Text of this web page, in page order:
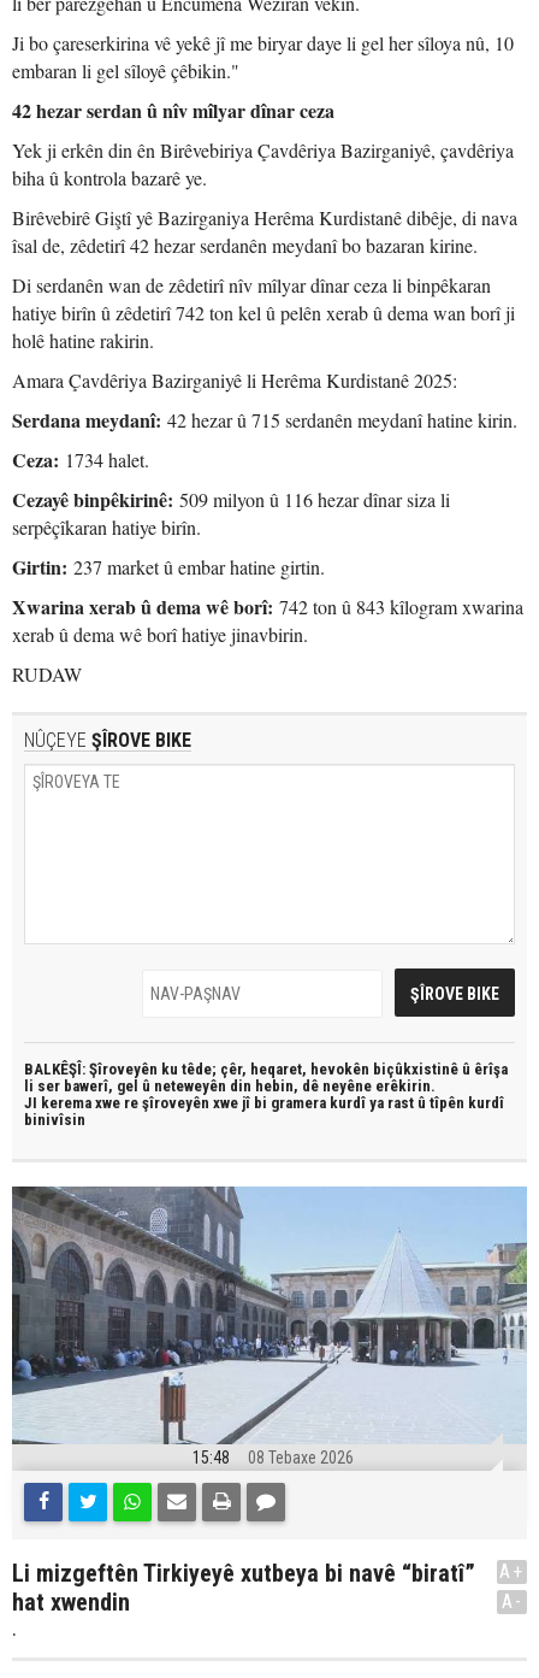
Ji bo çareserkirina vê yekê jî me biryar daye li gel her sîloya nû, 10
embaran li gel sîloyê çêbikin."
42 hezar serdan û nîv mîlyar dînar ceza
Yek ji erkên din ên Birêvebiriya Çavdêriya Bazirganiyê, çavdêriya
biha û kontrola bazarê ye.
Birêvebirê Giştî yê Bazirganiya Herêma Kurdistanê dibêje, di nava
îsal de, zêdetirî 42 hezar serdanên meydanî bo bazaran kirine.
Di serdanên wan de zêdetirî nîv mîlyar dînar ceza li binpêkaran
hatiye birîn û zêdetirî 742 ton kel û pelên xerab û dema wan borî ji
holê hatine rakirin.
Amara Çavdêriya Bazirganiyê li Herêma Kurdistanê 2025:
Serdana meydanî: 42 hezar û 715 serdanên meydanî hatine kirin.
Ceza: 1734 halet.
Cezayê binpêkirinê: 509 milyon û 116 hezar dînar siza li
serpêçîkaran hatiye birîn.
Girtin: 237 market û embar hatine girtin.
Xwarina xerab û dema wê borî: 742 ton û 843 kîlogram xwarina
xerab û dema wê borî hatiye jinavbirin.
RUDAW
NÛÇEYE ŞÎROVE BIKE
BALKÊŞÎ: Şîroveyên ku têde; çêr, heqaret, hevokên biçûkxistinê û êrîşa
li ser bawerî, gel û neteweyên din hebin, dê neyêne erêkirin.
JI kerema xwe re şîroveyên xwe jî bi gramera kurdî ya rast û tîpên kurdî
binivîsin
15:48 08 Tebaxe 2026
Li mizgeftên Tirkiyeyê xutbeya bi navê “biratî”
hat xwendin
.
A+
A-